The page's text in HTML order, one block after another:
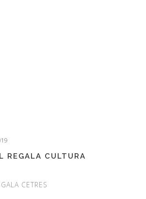
REGALA CULTURA
CETRES